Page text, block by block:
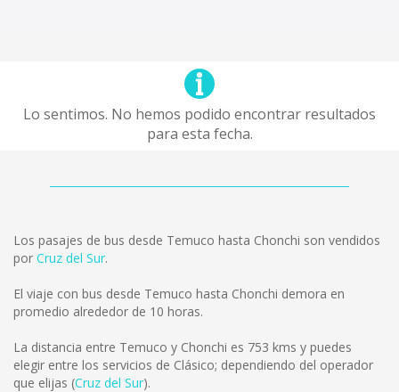
Lo sentimos. No hemos podido encontrar resultados
para esta fecha.
Los pasajes de bus desde Temuco hasta Chonchi son vendidos
por Cruz del Sur.
El viaje con bus desde Temuco hasta Chonchi demora en
promedio alrededor de 10 horas.
La distancia entre Temuco y Chonchi es 753 kms y puedes
elegir entre los servicios de Clásico; dependiendo del operador
que elijas (Cruz del Sur).